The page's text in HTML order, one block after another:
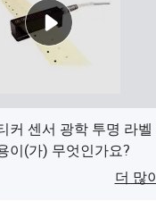
커 센서 광학 투명 라벨
이(가) 무엇인가요?
더 많